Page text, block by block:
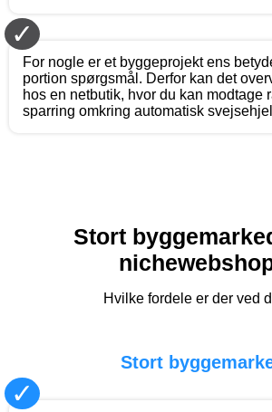
✓
For nogle er et byggeprojekt ens
portion spørgsmål. Derfor kan det
hos en netbutik, hvor du kan modtage
sparring omkring automatisk
Stort
Hvilke fordele er der ved
Stort
✓